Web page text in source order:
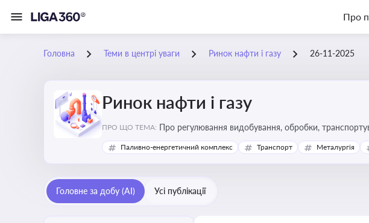
Про
Головна Теми в центрі уваги Ринок нафти і газу 26-11-2025
Ринок нафти і газу
ПРО ЩО ТЕМА: Про регулювання видобування, обробки,
безпеки, інвестицій у галузь та дотримання
Паливно-енергетичний комплекс Транспорт Металургія
Головне за добу (AI) Усі публікації